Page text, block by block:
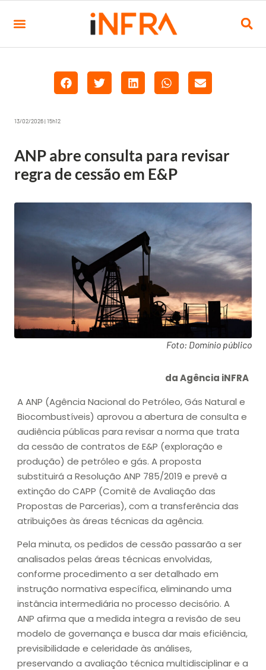
13/02/2026 | 15h12
ANP abre consulta para revisar
regra de cessão em E&P
Foto: Domínio público
da Agência iNFRA
A ANP (Agência Nacional do Petróleo, Gás Natural e
Biocombustíveis) aprovou a abertura de consulta e
audiência públicas para revisar a norma que trata
da cessão de contratos de E&P (exploração e
produção) de petróleo e gás. A proposta
substituirá a Resolução ANP 785/2019 e prevê a
extinção do CAPP (Comitê de Avaliação das
Propostas de Parcerias), com a transferência das
atribuições às áreas técnicas da agência.
Pela minuta, os pedidos de cessão passarão a ser
analisados pelas áreas técnicas envolvidas,
conforme procedimento a ser detalhado em
instrução normativa específica, eliminando uma
instância intermediária no processo decisório. A
ANP afirma que a medida integra a revisão de seu
modelo de governança e busca dar mais eficiência,
previsibilidade e celeridade às análises,
preservando a avaliação técnica multidisciplinar e a